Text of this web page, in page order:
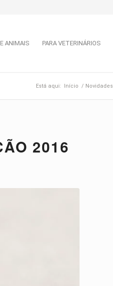
ANIMAIS PARA VETERINÁRIOS
Está aqui: Início / Novidades
2016